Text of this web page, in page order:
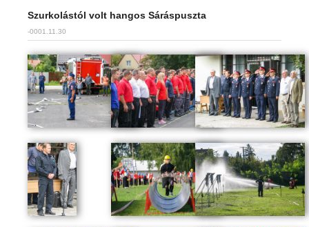
Szurkolástól volt hangos Sáráspuszta
-0001.11.30